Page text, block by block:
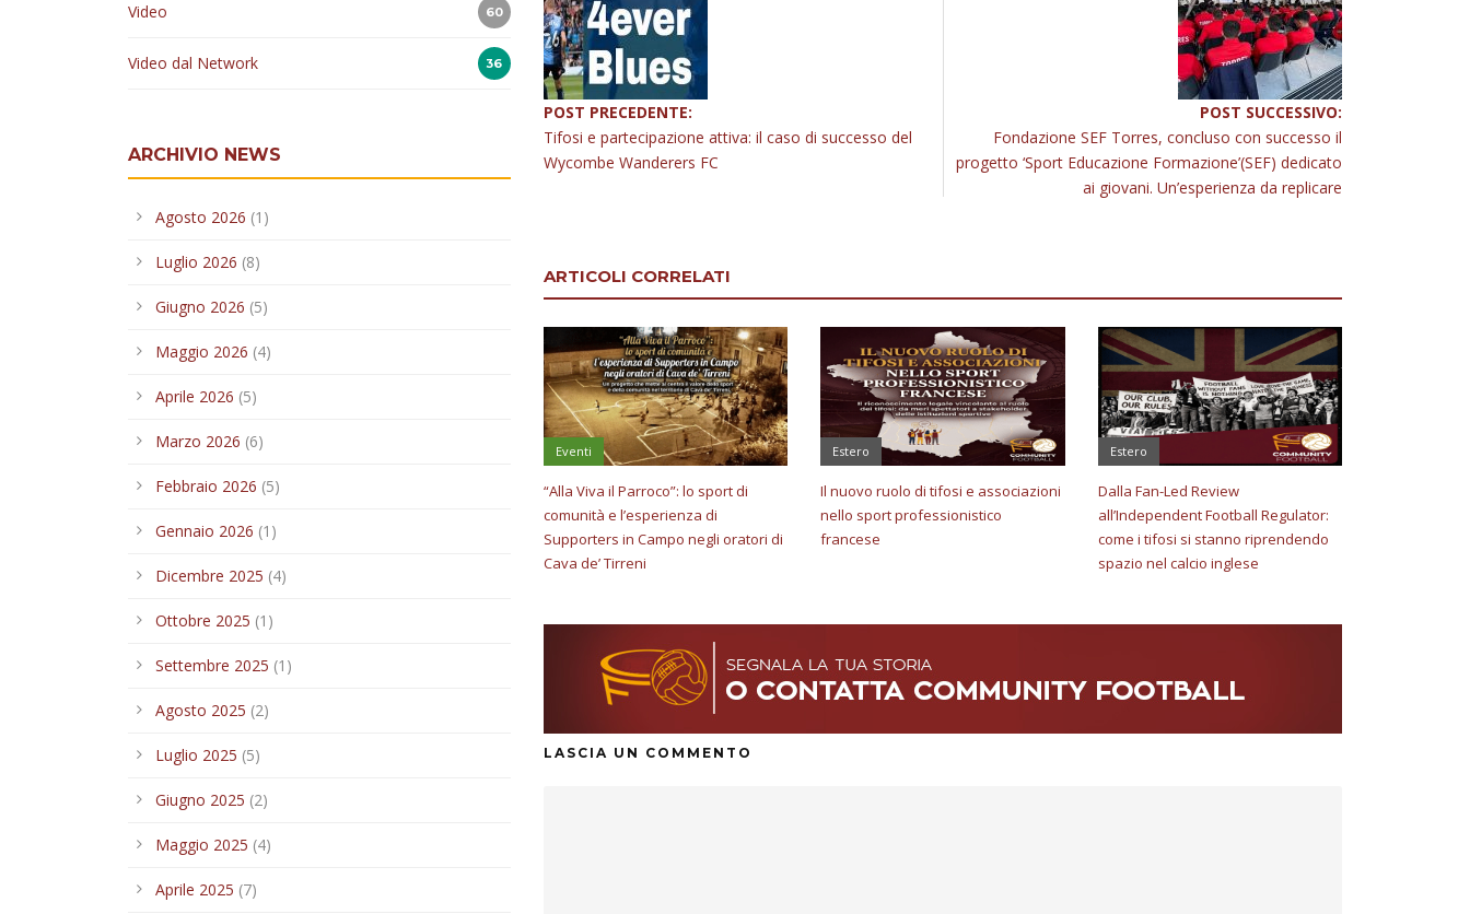
POST PRECEDENTE:
Tifosi e partecipazione attiva: il caso di successo del
Wycombe Wanderers FC
POST SUCCESSIVO:
Fondazione SEF Torres, concluso con successo il
progetto ‘Sport Educazione Formazione’(SEF) dedicato
ai giovani. Un’esperienza da replicare
ARTICOLI CORRELATI
Eventi
“Alla Viva il Parroco”: lo sport di
comunità e l’esperienza di
Supporters in Campo negli oratori di
Cava de’ Tirreni
Estero
Il nuovo ruolo di tifosi e associazioni
nello sport professionistico
francese
Estero
Dalla Fan-Led Review
all’Independent Football Regulator:
come i tifosi si stanno riprendendo
spazio nel calcio inglese
LASCIA UN COMMENTO
Video 60
Video dal Network 36
ARCHIVIO NEWS
Agosto 2026 (1)
Luglio 2026 (8)
Giugno 2026 (5)
Maggio 2026 (4)
Aprile 2026 (5)
Marzo 2026 (6)
Febbraio 2026 (5)
Gennaio 2026 (1)
Dicembre 2025 (4)
Ottobre 2025 (1)
Settembre 2025 (1)
Agosto 2025 (2)
Luglio 2025 (5)
Giugno 2025 (2)
Maggio 2025 (4)
Aprile 2025 (7)